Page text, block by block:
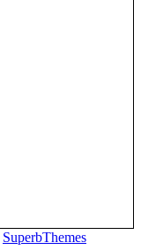
SuperbThemes